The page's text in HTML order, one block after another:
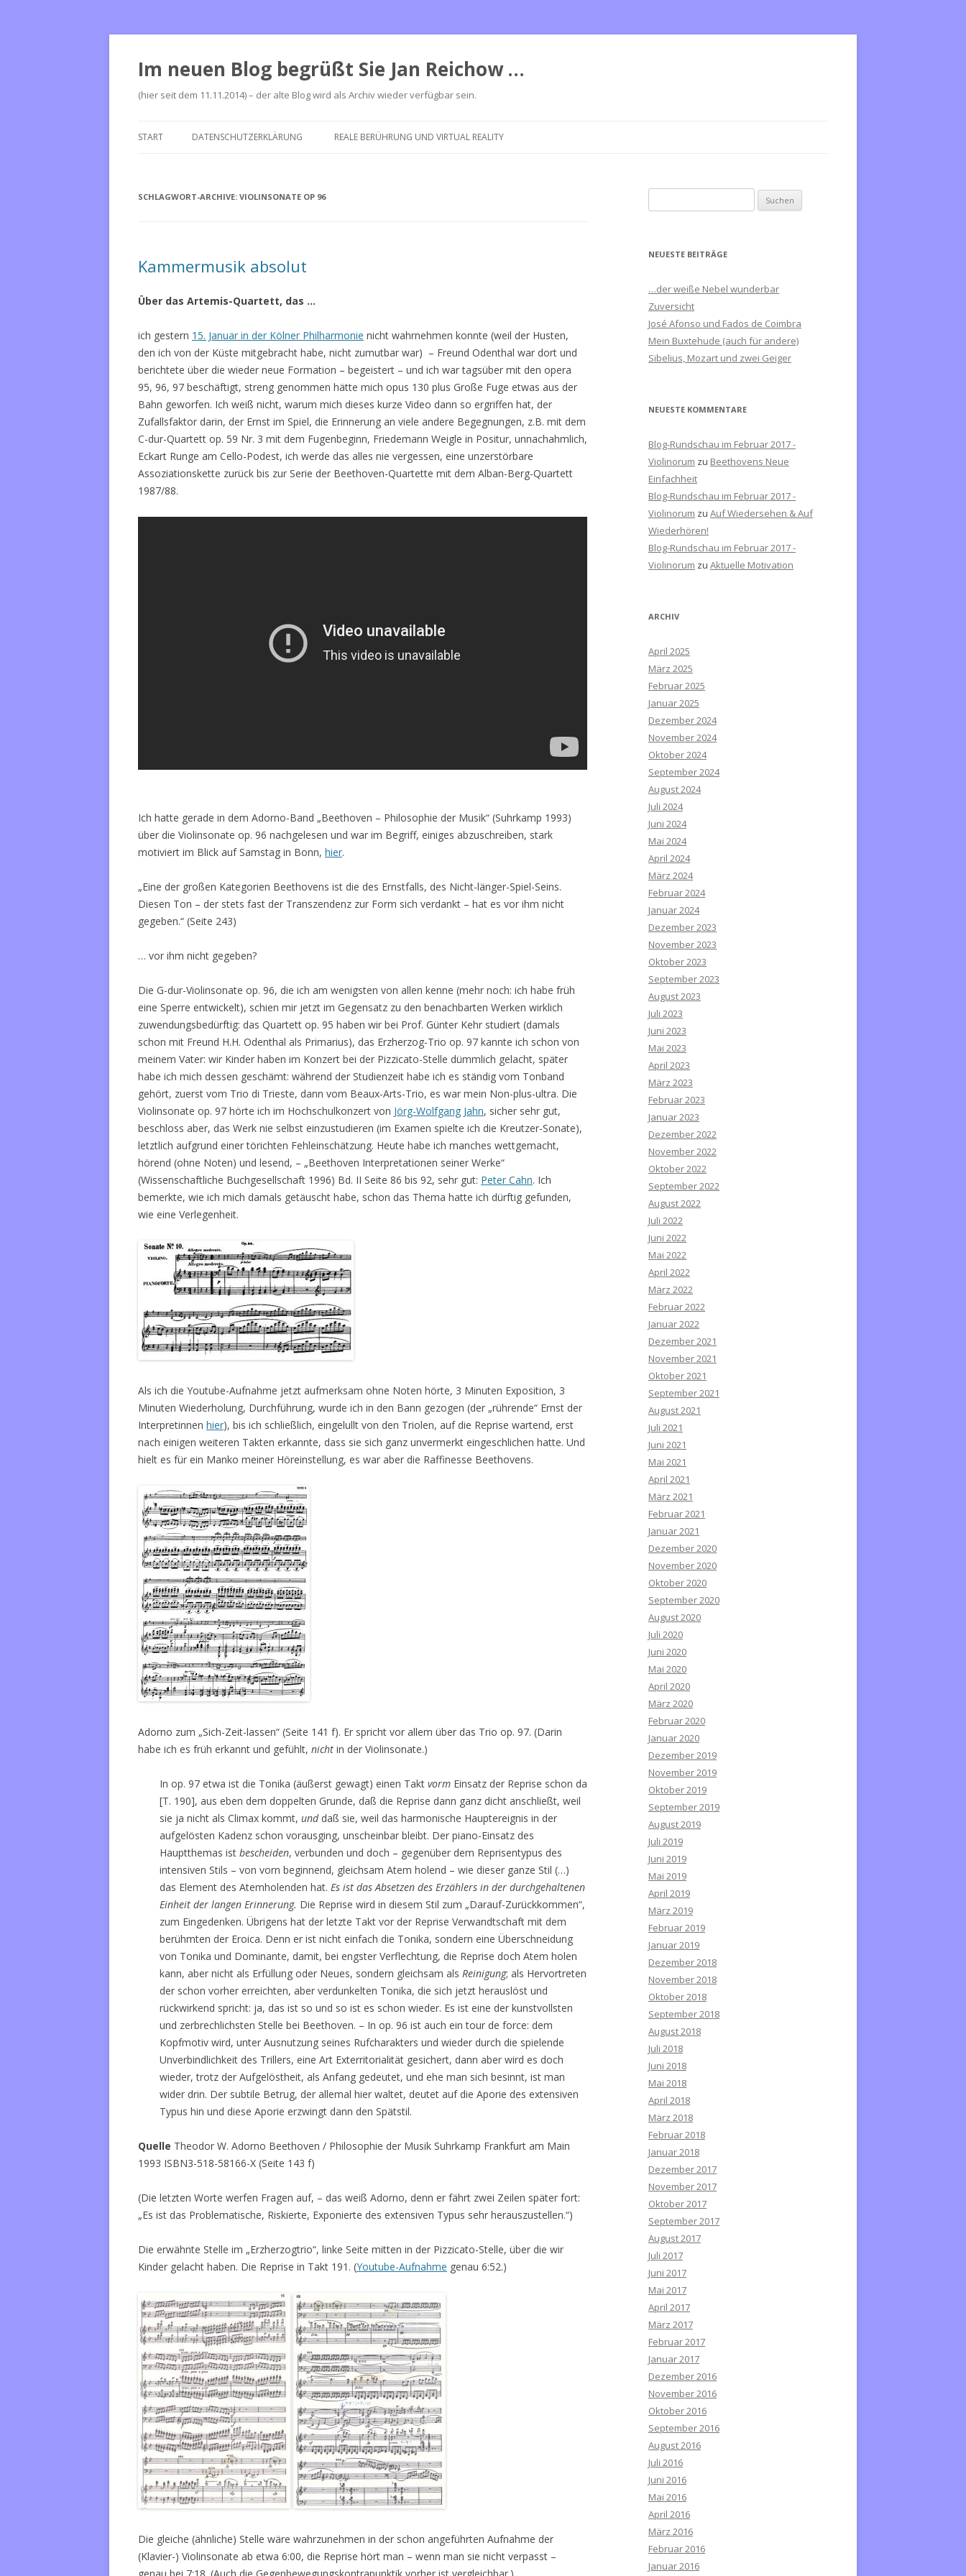
Im neuen Blog begrüßt Sie Jan Reichow …
(hier seit dem 11.11.2014) – der alte Blog wird als Archiv wieder verfügbar sein.
Inhalt
START DATENSCHUTZERKLÄRUNG REALE BERÜHRUNG UND VIRTUAL REALITY
SCHLAGWORT-ARCHIVE: VIOLINSONATE OP 96
Kammermusik absolut
Über das Artemis-Quartett, das …
ich gestern 15. Januar in der Kölner Philharmonie nicht wahrnehmen konnte (weil der Husten,
den ich von der Küste mitgebracht habe, nicht zumutbar war) – Freund Odenthal war dort und
berichtete über die wieder neue Formation – begeistert – und ich war tagsüber mit den opera
95, 96, 97 beschäftigt, streng genommen hätte mich opus 130 plus Große Fuge etwas aus der
Bahn geworfen. Ich weiß nicht, warum mich dieses kurze Video dann so ergriffen hat, der
Zufallsfaktor darin, der Ernst im Spiel, die Erinnerung an viele andere Begegnungen, z.B. mit dem
C-dur-Quartett op. 59 Nr. 3 mit dem Fugenbeginn, Friedemann Weigle in Positur, unnachahmlich,
Eckart Runge am Cello-Podest, ich werde das alles nie vergessen, eine unzerstörbare
Assoziationskette zurück bis zur Serie der Beethoven-Quartette mit dem Alban-Berg-Quartett
1987/88.
Ich hatte gerade in dem Adorno-Band „Beethoven – Philosophie der Musik“ (Suhrkamp 1993)
über die Violinsonate op. 96 nachgelesen und war im Begriff, einiges abzuschreiben, stark
motiviert im Blick auf Samstag in Bonn, hier.
„Eine der großen Kategorien Beethovens ist die des Ernstfalls, des Nicht-länger-Spiel-Seins.
Diesen Ton – der stets fast der Transzendenz zur Form sich verdankt – hat es vor ihm nicht
gegeben.“ (Seite 243)
… vor ihm nicht gegeben?
Die G-dur-Violinsonate op. 96, die ich am wenigsten von allen kenne (mehr noch: ich habe früh
eine Sperre entwickelt), schien mir jetzt im Gegensatz zu den benachbarten Werken wirklich
zuwendungsbedürftig: das Quartett op. 95 haben wir bei Prof. Günter Kehr studiert (damals
schon mit Freund H.H. Odenthal als Primarius), das Erzherzog-Trio op. 97 kannte ich schon von
meinem Vater: wir Kinder haben im Konzert bei der Pizzicato-Stelle dümmlich gelacht, später
habe ich mich dessen geschämt: während der Studienzeit habe ich es ständig vom Tonband
gehört, zuerst vom Trio di Trieste, dann vom Beaux-Arts-Trio, es war mein Non-plus-ultra. Die
Violinsonate op. 97 hörte ich im Hochschulkonzert von Jörg-Wolfgang Jahn, sicher sehr gut,
beschloss aber, das Werk nie selbst einzustudieren (im Examen spielte ich die Kreutzer-Sonate),
letztlich aufgrund einer törichten Fehleinschätzung. Heute habe ich manches wettgemacht,
hörend (ohne Noten) und lesend, – „Beethoven Interpretationen seiner Werke“
(Wissenschaftliche Buchgesellschaft 1996) Bd. II Seite 86 bis 92, sehr gut: Peter Cahn. Ich
bemerkte, wie ich mich damals getäuscht habe, schon das Thema hatte ich dürftig gefunden,
wie eine Verlegenheit.
Als ich die Youtube-Aufnahme jetzt aufmerksam ohne Noten hörte, 3 Minuten Exposition, 3
Minuten Wiederholung, Durchführung, wurde ich in den Bann gezogen (der „rührende“ Ernst der
Interpretinnen hier), bis ich schließlich, eingelullt von den Triolen, auf die Reprise wartend, erst
nach einigen weiteren Takten erkannte, dass sie sich ganz unvermerkt eingeschlichen hatte. Und
hielt es für ein Manko meiner Höreinstellung, es war aber die Raffinesse Beethovens.
Adorno zum „Sich-Zeit-lassen“ (Seite 141 f). Er spricht vor allem über das Trio op. 97. (Darin
habe ich es früh erkannt und gefühlt, nicht in der Violinsonate.)
In op. 97 etwa ist die Tonika (äußerst gewagt) einen Takt vorm Einsatz der Reprise schon da
[T. 190], aus eben dem doppelten Grunde, daß die Reprise dann ganz dicht anschließt, weil
sie ja nicht als Climax kommt, und daß sie, weil das harmonische Hauptereignis in der
aufgelösten Kadenz schon vorausging, unscheinbar bleibt. Der piano-Einsatz des
Hauptthemas ist bescheiden, verbunden und doch – gegenüber dem Reprisentypus des
intensiven Stils – von vorn beginnend, gleichsam Atem holend – wie dieser ganze Stil (…)
das Element des Atemholenden hat. Es ist das Absetzen des Erzählers in der durchgehaltenen
Einheit der langen Erinnerung. Die Reprise wird in diesem Stil zum „Darauf-Zurückkommen“,
zum Eingedenken. Übrigens hat der letzte Takt vor der Reprise Verwandtschaft mit dem
berühmten der Eroica. Denn er ist nicht einfach die Tonika, sondern eine Überschneidung
von Tonika und Dominante, damit, bei engster Verflechtung, die Reprise doch Atem holen
kann, aber nicht als Erfüllung oder Neues, sondern gleichsam als Reinigung; als Hervortreten
der schon vorher erreichten, aber verdunkelten Tonika, die sich jetzt herauslöst und
rückwirkend spricht: ja, das ist so und so ist es schon wieder. Es ist eine der kunstvollsten
und zerbrechlichsten Stelle bei Beethoven. – In op. 96 ist auch ein tour de force: dem
Kopfmotiv wird, unter Ausnutzung seines Rufcharakters und wieder durch die spielende
Unverbindlichkeit des Trillers, eine Art Exterritorialität gesichert, dann aber wird es doch
wieder, trotz der Aufgelöstheit, als Anfang gedeutet, und ehe man sich besinnt, ist man
wider drin. Der subtile Betrug, der allemal hier waltet, deutet auf die Aporie des extensiven
Typus hin und diese Aporie erzwingt dann den Spätstil.
Quelle Theodor W. Adorno Beethoven / Philosophie der Musik Suhrkamp Frankfurt am Main
1993 ISBN3-518-58166-X (Seite 143 f)
(Die letzten Worte werfen Fragen auf, – das weiß Adorno, denn er fährt zwei Zeilen später fort:
„Es ist das Problematische, Riskierte, Exponierte des extensiven Typus sehr herauszustellen.“)
Die erwähnte Stelle im „Erzherzogtrio“, linke Seite mitten in der Pizzicato-Stelle, über die wir
Kinder gelacht haben. Die Reprise in Takt 191. (Youtube-Aufnahme genau 6:52.)
Die gleiche (ähnliche) Stelle wäre wahrzunehmen in der schon angeführten Aufnahme der
(Klavier-) Violinsonate ab etwa 6:00, die Reprise hört man – wenn man sie nicht verpasst –
u
h
n
a
c
h
NEUESTE BEITRÄGE
…der weiße Nebel wunderbar
Zuversicht
José Afonso und Fados de Coimbra
Mein Buxtehude (auch für andere)
Sibelius, Mozart und zwei Geiger
NEUESTE KOMMENTARE
Blog-Rundschau im Februar 2017 -
Violinorum zu Beethovens Neue
Einfachheit
Blog-Rundschau im Februar 2017 -
Violinorum zu Auf Wiedersehen & Auf
Wiederhören!
Blog-Rundschau im Februar 2017 -
Violinorum zu Aktuelle Motivation
ARCHIV
April 2025
März 2025
Februar 2025
Januar 2025
Dezember 2024
November 2024
Oktober 2024
September 2024
August 2024
Juli 2024
Juni 2024
Mai 2024
April 2024
März 2024
Februar 2024
Januar 2024
Dezember 2023
November 2023
Oktober 2023
September 2023
August 2023
Juli 2023
Juni 2023
Mai 2023
April 2023
März 2023
Februar 2023
Januar 2023
Dezember 2022
November 2022
Oktober 2022
September 2022
August 2022
Juli 2022
Juni 2022
Mai 2022
April 2022
März 2022
Februar 2022
Januar 2022
Dezember 2021
November 2021
Oktober 2021
September 2021
August 2021
Juli 2021
Juni 2021
Mai 2021
April 2021
März 2021
Februar 2021
Januar 2021
Dezember 2020
November 2020
Oktober 2020
September 2020
August 2020
Juli 2020
Juni 2020
Mai 2020
April 2020
März 2020
Februar 2020
Januar 2020
Dezember 2019
November 2019
Oktober 2019
September 2019
August 2019
Juli 2019
Juni 2019
Mai 2019
April 2019
März 2019
Februar 2019
Januar 2019
Dezember 2018
November 2018
Oktober 2018
September 2018
August 2018
Juli 2018
Juni 2018
Mai 2018
April 2018
März 2018
Februar 2018
Januar 2018
Dezember 2017
November 2017
Oktober 2017
September 2017
August 2017
Juli 2017
Juni 2017
Mai 2017
April 2017
März 2017
Februar 2017
Januar 2017
Dezember 2016
November 2016
Oktober 2016
September 2016
August 2016
Juli 2016
Juni 2016
Mai 2016
April 2016
März 2016
Februar 2016
Januar 2016